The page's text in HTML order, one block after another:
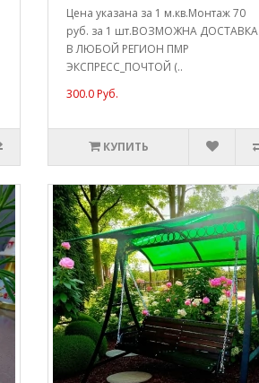
Цена указана за 1 м.кв.Монтаж 70
руб. за 1 шт.ВОЗМОЖНА ДОСТАВКА
В ЛЮБОЙ РЕГИОН ПМР
ЭКСПРЕСС_ПОЧТОЙ (..
300.0 Руб.
КУПИТЬ